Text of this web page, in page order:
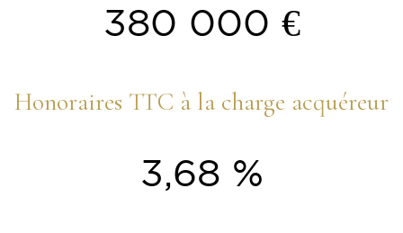
380 000 €
Honoraires TTC à la charge acquéreur
3,68 %